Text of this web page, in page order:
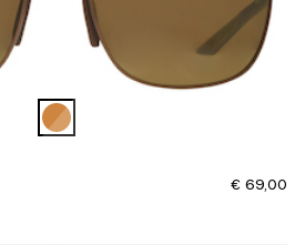
€ 69,00